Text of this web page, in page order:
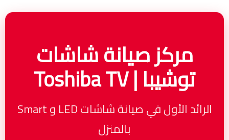
مركز صيانة شاشات
توشيبا | Toshiba TV
الرائد الأول في صيانة شاشات LED و Smart
بالمنزل